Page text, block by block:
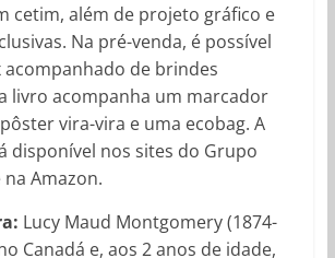
cetim, além de projeto gráfico e
Na pré-venda, é possível
de brindes
livro acompanha um marcador
vira-vira e uma ecobag. A
disponível nos sites do Grupo
na Amazon.
Lucy Maud Montgomery (1874-
Canadá e, aos 2 anos de idade,